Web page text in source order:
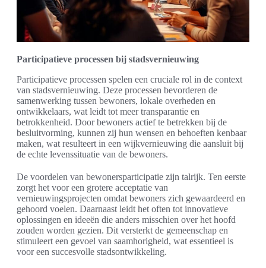
Participatieve processen bij stadsvernieuwing
Participatieve processen spelen een cruciale rol in de context
van stadsvernieuwing. Deze processen bevorderen de
samenwerking tussen bewoners, lokale overheden en
ontwikkelaars, wat leidt tot meer transparantie en
betrokkenheid. Door bewoners actief te betrekken bij de
besluitvorming, kunnen zij hun wensen en behoeften kenbaar
maken, wat resulteert in een wijkvernieuwing die aansluit bij
de echte levenssituatie van de bewoners.
De voordelen van bewonersparticipatie zijn talrijk. Ten eerste
zorgt het voor een grotere acceptatie van
vernieuwingsprojecten omdat bewoners zich gewaardeerd en
gehoord voelen. Daarnaast leidt het often tot innovatieve
oplossingen en ideeën die anders misschien over het hoofd
zouden worden gezien. Dit versterkt de gemeenschap en
stimuleert een gevoel van saamhorigheid, wat essentieel is
voor een succesvolle stadsontwikkeling.